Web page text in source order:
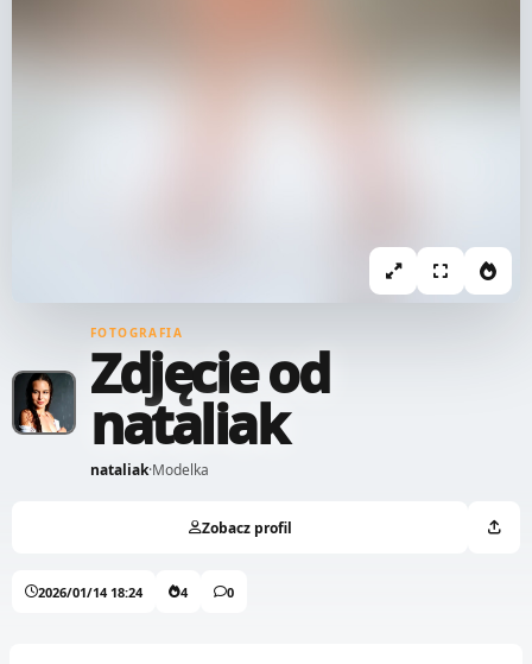
FOTOGRAFIA
Zdjęcie od
nataliak
nataliak·Modelka
Zobacz profil
2026/01/14 18:24 4 0